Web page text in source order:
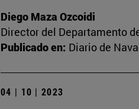
Diego Maza Ozcoidi
Director del Departamento
Publicado en: Diario de
04 | 10 | 2023